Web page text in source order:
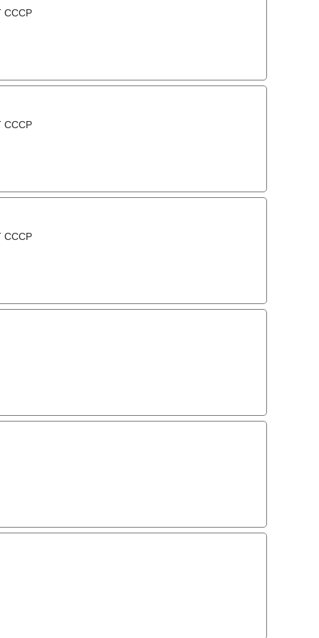
СССР
СССР
СССР